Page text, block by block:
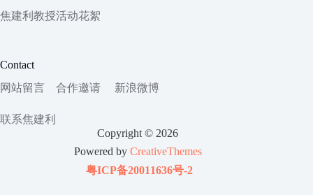
焦建利教授活动花絮
Contact
网站留言
合作邀请 新浪微博
联系焦建利
Copyright © 2026
Powered by CreativeThemes
粤ICP备20011636号-2